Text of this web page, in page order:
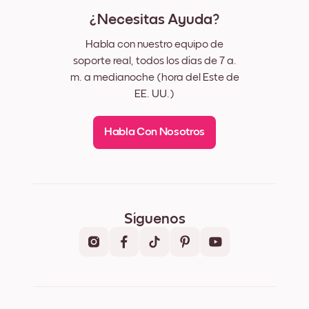
¿Necesitas Ayuda?
Habla con nuestro equipo de
soporte real, todos los días de 7 a.
m. a medianoche (hora del Este de
EE. UU.)
Habla Con Nosotros
Síguenos